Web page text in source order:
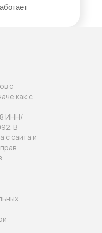
с
как с
ИНН/
В
с сайта и